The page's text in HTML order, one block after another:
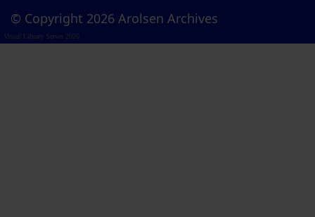
© Copyright 2026 Arolsen Archives
Visual Library Server 2026